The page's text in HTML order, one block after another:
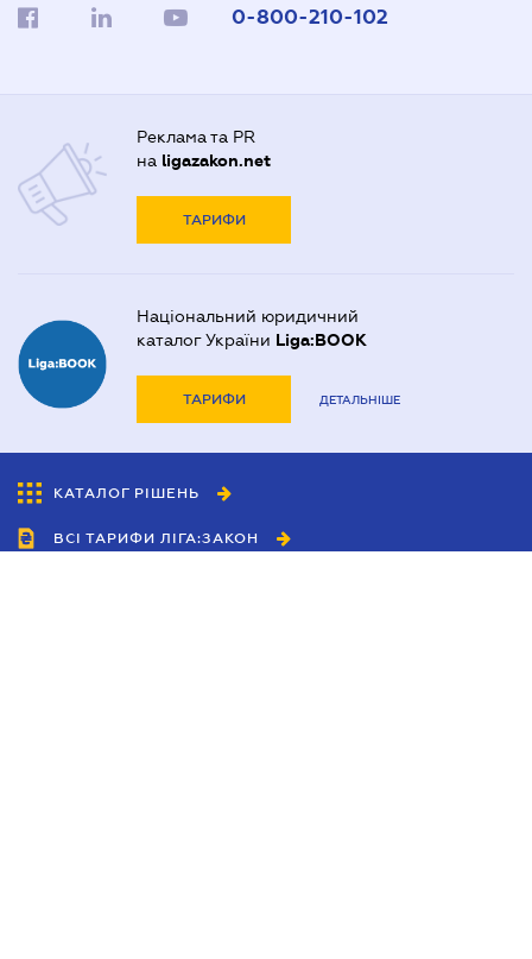
0-800-210-102
Реклама та PR
на ligazakon.net
ТАРИФИ
Національний юридичний
каталог України Liga:BOOK
ТАРИФИ ДЕТАЛЬНІШЕ
КАТАЛОГ РІШЕНЬ
ВСІ ТАРИФИ ЛІГА:ЗАКОН